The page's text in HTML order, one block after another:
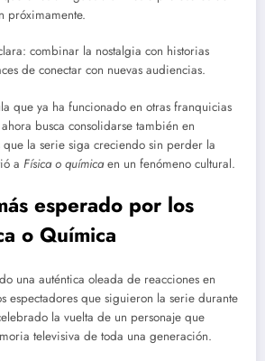
próximamente.
combinar la nostalgia con historias
de conectar con nuevas audiencias.
que ya ha funcionado en otras franquicias
busca consolidarse también en
que la serie siga creciendo sin perder la
a Física o químicaen un fenómeno cultural.
esperado por los
o Química
una auténtica oleada de reacciones en
espectadores que siguieron la serie durante
la vuelta de un personaje que
televisiva de toda una generación.